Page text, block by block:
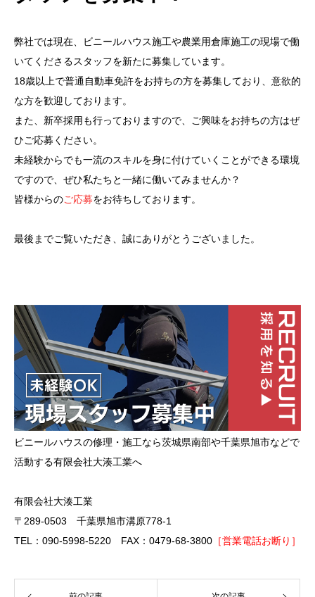
弊社では現在、ビニールハウス施工や農業用倉庫施工の現場で働
いてくださるスタッフを新たに募集しています。
18歳以上で普通自動車免許をお持ちの方を募集しており、意欲的
な方を歓迎しております。
また、新卒採用も行っておりますので、ご興味をお持ちの方はぜ
ひご応募ください。
未経験からでも一流のスキルを身に付けていくことができる環境
ですので、ぜひ私たちと一緒に働いてみませんか？
皆様からのご応募をお待ちしております。
最後までご覧いただき、誠にありがとうございました。
ビニールハウスの修理・施工なら茨城県南部や千葉県旭市などで
活動する有限会社大湊工業へ
有限会社大湊工業
〒289-0503 千葉県旭市溝原778-1
TEL：090-5998-5220 FAX：0479-68-3800 ［営業電話お断り］